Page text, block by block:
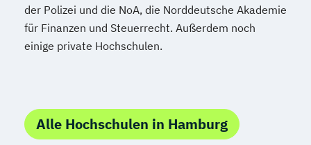
der Polizei und die NoA, die Norddeutsche Akademie
für Finanzen und Steuerrecht. Außerdem noch
einige private Hochschulen.
Alle Hochschulen in Hamburg